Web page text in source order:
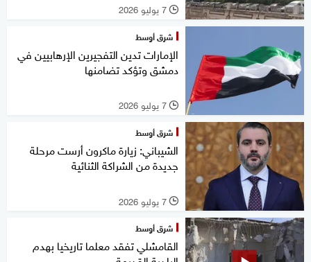
l 7 يوليو 2026
شرق أوسط
الإمارات تدين التفجيرين الإرهابيين في
دمشق وتؤكد تضامنها
l 7 يوليو 2026
شرق أوسط
الشيباني: زيارة ماكرون أرست مرحلة
جديدة من الشراكة الثنائية
l 7 يوليو 2026
شرق أوسط
القامشلي تفقد معلما تاريخيا بهدم